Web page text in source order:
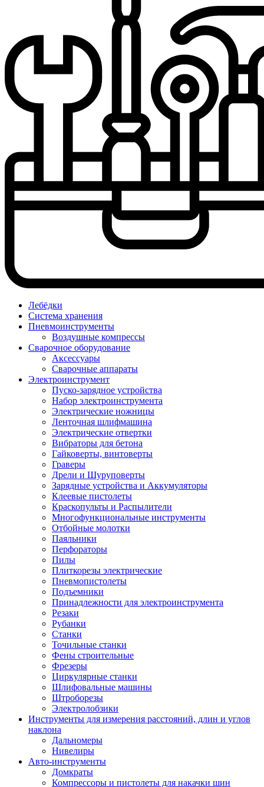
Лебёдки
Система хранения
Пневмоинструменты
Воздушные компрессы
Сварочное оборудование
Аксессуары
Сварочные аппараты
Электроинструмент
Пуско-зарядное устройства
Набор электроинструмента
Электрические ножницы
Ленточная шлифмашина
Электрические отвертки
Вибраторы для бетона
Гайковерты, винтоверты
Граверы
Дрели и Шуруповерты
Зарядные устройства и Аккумуляторы
Клеевые пистолеты
Краскопульты и Распылители
Многофункциональные инструменты
Отбойные молотки
Паяльники
Перфораторы
Пилы
Плиткорезы электрические
Пневмопистолеты
Подъемники
Принадлежности для электроинструмента
Резаки
Рубанки
Станки
Точильные станки
Фены строительные
Фрезеры
Циркулярные станки
Шлифовальные машины
Штроборезы
Электролобзики
Инструменты для измерения расстояний, длин и углов
наклона
Дальномеры
Нивелиры
Авто-инструменты
Домкраты
Компрессоры и пистолеты для накачки шин